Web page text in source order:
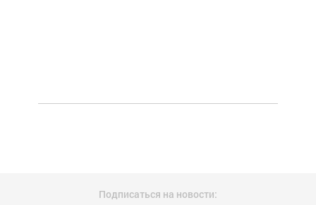
Подписаться на новости: